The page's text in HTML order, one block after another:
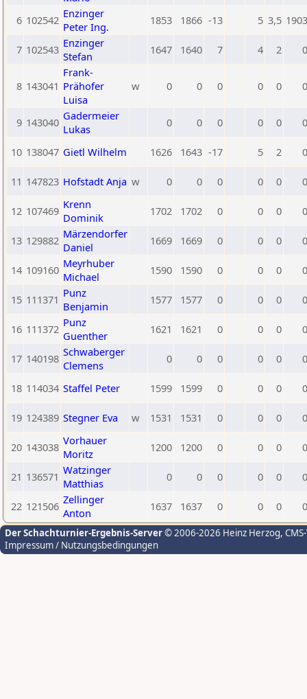
6 102542 Enzinger
Peter Ing.
1853 1866 -13 5 3,5 1903
7 102543 Enzinger
Stefan
1647 1640 7 4 2 0
8 143041
Frank-
Prähofer
Luisa
w 0 0 0 0 0 0
9 143040 Gadermeier
Lukas
0 0 0 0 0 0
10 138047 Gietl Wilhelm 1626 1643 -17 5 2 0
11 147823 Hofstadt Anja w 0 0 0 0 0 0
12 107469 Krenn
Dominik
1702 1702 0 0 0 0
13 129882 Märzendorfer
Daniel
1669 1669 0 0 0 0
14 109160 Meyrhuber
Michael
1590 1590 0 0 0 0
15 111371 Punz
Benjamin
1577 1577 0 0 0 0
16 111372 Punz
Guenther
1621 1621 0 0 0 0
17 140198 Schwaberger
Clemens
0 0 0 0 0 0
18 114034 Staffel Peter 1599 1599 0 0 0 0
19 124389 Stegner Eva w 1531 1531 0 0 0 0
20 143038 Vorhauer
Moritz
1200 1200 0 0 0 0
21 136571 Watzinger
Matthias
0 0 0 0 0 0
22 121506 Zellinger
Anton
1637 1637 0 0 0 0
Der Schachturnier-Ergebnis-Server© 2006-2026 Heinz Herzog,
Impressum / Nutzungsbedingungen